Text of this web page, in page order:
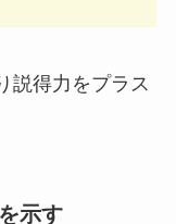
説得力をプラス
示す